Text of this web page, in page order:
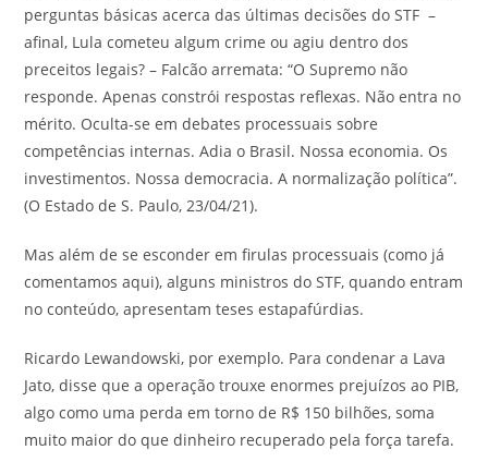
perguntas básicas acerca das últimas decisões do STF –
afinal, Lula cometeu algum crime ou agiu dentro dos
preceitos legais? – Falcão arremata: “O Supremo não
responde. Apenas constrói respostas reflexas. Não entra no
mérito. Oculta-se em debates processuais sobre
competências internas. Adia o Brasil. Nossa economia. Os
investimentos. Nossa democracia. A normalização política”.
(O Estado de S. Paulo, 23/04/21).
Mas além de se esconder em firulas processuais (como já
comentamos aqui), alguns ministros do STF, quando entram
no conteúdo, apresentam teses estapafúrdias.
Ricardo Lewandowski, por exemplo. Para condenar a Lava
Jato, disse que a operação trouxe enormes prejuízos ao PIB,
algo como uma perda em torno de R$ 150 bilhões, soma
muito maior do que dinheiro recuperado pela força tarefa.